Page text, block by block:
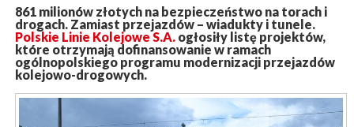
861 milionów złotych na bezpieczeństwo na torach i
drogach. Zamiast przejazdów – wiadukty i tunele.
Polskie Linie Kolejowe S.A.ogłosiły listę projektów,
które otrzymają dofinansowanie w ramach
ogólnopolskiego programu modernizacji przejazdów
kolejowo-drogowych.